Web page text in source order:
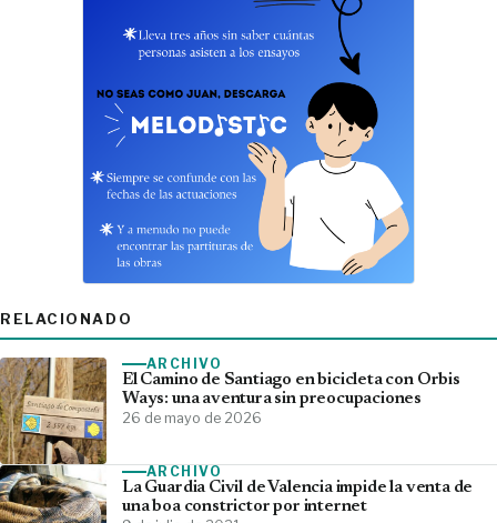
RELACIONADO
ARCHIVO
El Camino de Santiago en bicicleta con Orbis
Ways: una aventura sin preocupaciones
26 de mayo de 2026
ARCHIVO
La Guardia Civil de Valencia impide la venta de
una boa constrictor por internet